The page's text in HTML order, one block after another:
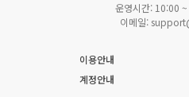
운영시간: 10:00
이메일:
이용안내
계정안내